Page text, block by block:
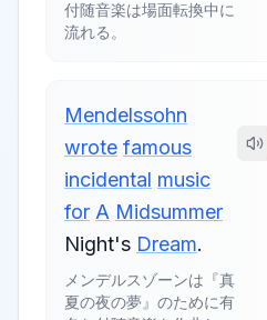
付随音楽は場面転換中に
流れる。
Mendelssohn
wrote famous
incidental music
for A Midsummer
Night's Dream.
メンデルスゾーンは『真
夏の夜の夢』のために有